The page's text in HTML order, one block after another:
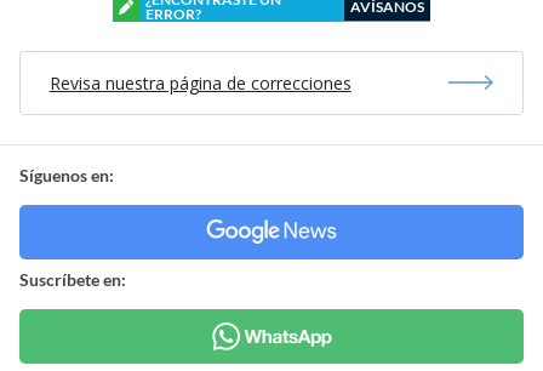
ERROR?
AVÍSANOS
Revisa nuestra página de correcciones
Síguenos en:
Suscríbete en: